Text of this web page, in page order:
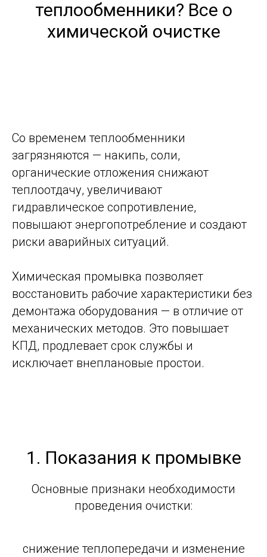
теплообменники? Все о
химической очистке
Со временем теплообменники
загрязняются — накипь, соли,
органические отложения снижают
теплоотдачу, увеличивают
гидравлическое сопротивление,
повышают энергопотребление и создают
риски аварийных ситуаций.
Химическая промывка позволяет
восстановить рабочие характеристики без
демонтажа оборудования — в отличие от
механических методов. Это повышает
КПД, продлевает срок службы и
исключает внеплановые простои.
1. Показания к промывке
Основные признаки необходимости
проведения очистки:
снижение теплопередачи и изменение